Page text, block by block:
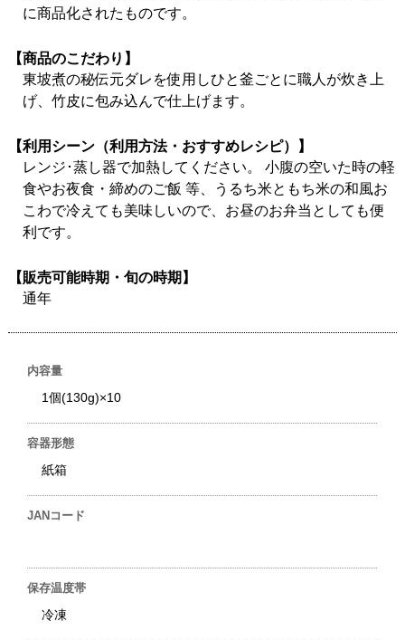
に商品化されたものです。
【商品のこだわり】
東坡煮の秘伝元ダレを使用しひと釜ごとに職人が炊き上
げ、竹皮に包み込んで仕上げます。
【利用シーン（利用方法・おすすめレシピ）】
レンジ･蒸し器で加熱してください。 小腹の空いた時の軽
食やお夜食・締めのご飯 等、うるち米ともち米の和風お
こわで冷えても美味しいので、お昼のお弁当としても便
利です。
【販売可能時期・旬の時期】
通年
内容量
1個(130g)×10
容器形態
紙箱
JANコード
保存温度帯
冷凍